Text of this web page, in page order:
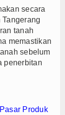
secara
tanah
memastikan
sebelum
penerbitan
Produk